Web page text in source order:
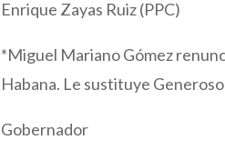
Enrique Zayas Ruiz (PPC)
*Miguel Mariano Gómez
Habana. Le sustituye
Gobernador